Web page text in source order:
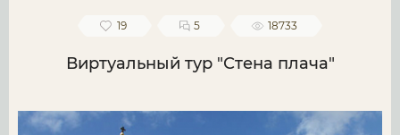
19 5 18733
Виртуальный тур "Стена плача"